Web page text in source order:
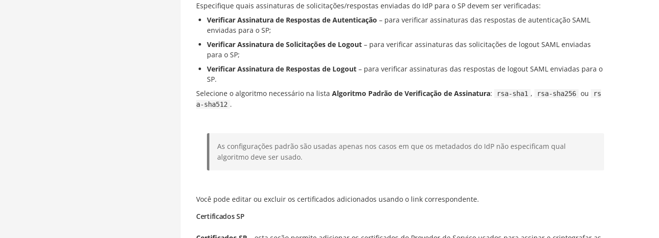
Especifique quais assinaturas de solicitações/respostas enviadas do IdP para o SP devem ser verificadas:
Verificar Assinatura de Respostas de Autenticação – para verificar assinaturas das respostas de autenticação SAML
enviadas para o SP;
Verificar Assinatura de Solicitações de Logout – para verificar assinaturas das solicitações de logout SAML enviadas
para o SP;
Verificar Assinatura de Respostas de Logout – para verificar assinaturas das respostas de logout SAML enviadas para o
SP.
Selecione o algoritmo necessário na lista Algoritmo Padrão de Verificação de Assinatura: rsa-sha1 , rsa-sha256 ou
rs
a-sha512 .
As configurações padrão são usadas apenas nos casos em que os metadados do IdP não especificam qual
algoritmo deve ser usado.
Você pode editar ou excluir os certificados adicionados usando o link correspondente.
Certificados SP